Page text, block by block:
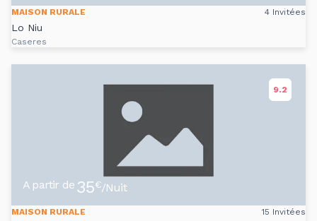
MAISON RURALE 4 Invitées
Lo Niu
Caseres
9.2
A partir de 35€/Nuit
MAISON RURALE 15 Invitées